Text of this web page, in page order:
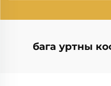
бага уртны